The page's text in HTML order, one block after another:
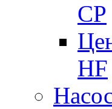
CP
HF